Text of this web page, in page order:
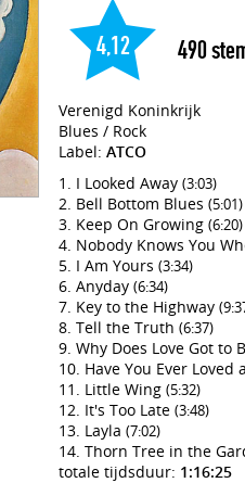
4,12 490
Verenigd Koninkrijk
Blues / Rock
Label: ATCO
I Looked Away (3:03)
Bell Bottom Blues (5:01)
Keep On Growing (6:20)
Nobody Knows You
I Am Yours (3:34)
Anyday (6:34)
Key to the Highway
Tell the Truth (6:37)
Why Does Love Got to
Have You Ever Loved
Little Wing (5:32)
It's Too Late (3:48)
Layla (7:02)
Thorn Tree in the
totale tijdsduur: 1:16:25